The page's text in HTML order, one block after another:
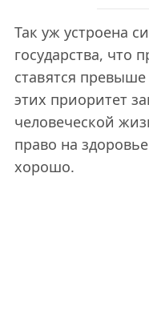
Так уж устроена
государства, что
ставятся
этих приоритет
человеческой
право на
хорошо.